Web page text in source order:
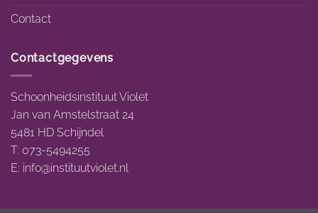
Contact
Contactgegevens
Schoonheidsinstituut Violet
Jan van Amstelstraat 24
5481 HD Schijndel
T: 073-5494255
E: info@instituutviolet.nl